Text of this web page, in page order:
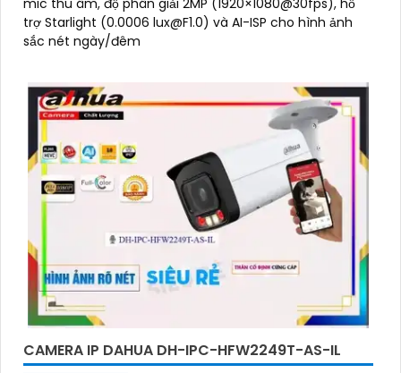
mic thu âm, độ phân giải 2MP (1920×1080@30fps), hỗ
trợ Starlight (0.0006 lux@F1.0) và AI-ISP cho hình ảnh
sắc nét ngày/đêm
CAMERA IP DAHUA DH-IPC-HFW2249T-AS-IL